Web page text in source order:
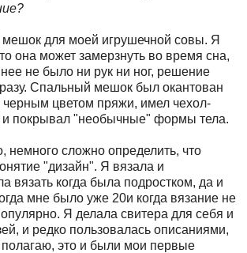
для моей игрушечной совы. Я
она может замерзнуть во время сна,
нее не было ни рук ни ног, решение
Спальный мешок был окантован
цветом пряжи, имел чехол-
и покрывал "необычные" формы тела.
немного сложно определить, что
"дизайн". Я вязала и
вязать когда была подростком, да и
мне было уже 20и когда вязание не
Я делала свитера для себя и
и редко пользовалась описаниями,
полагаю, это и были мои первые